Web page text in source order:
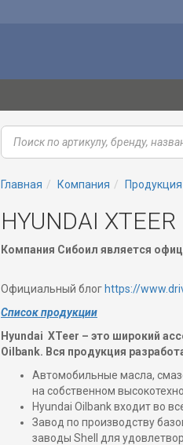
Главная Компания Продукция
HYUNDAI XTEER
Компания Сибоил является
Официальный блог https://
Список продукции
Hyundai XTeer – это широкий
Oilbank. Вся продукция
Автомобильные масла,
на собственном
Hyundai Oilbank входит во
Завод по производству
заводы Shell для